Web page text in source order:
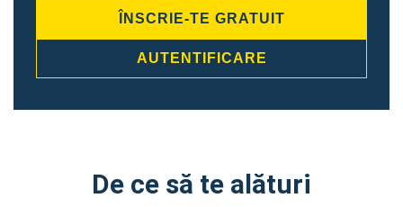
AUTENTIFICARE
ÎNSCRIE-TE GRATUIT
De ce să te alături